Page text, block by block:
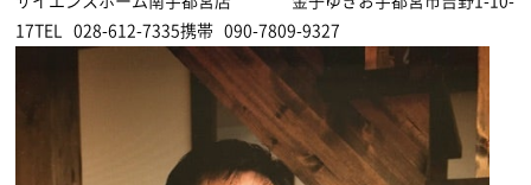
17TEL 028-612-7335携帯 090-7809-9327